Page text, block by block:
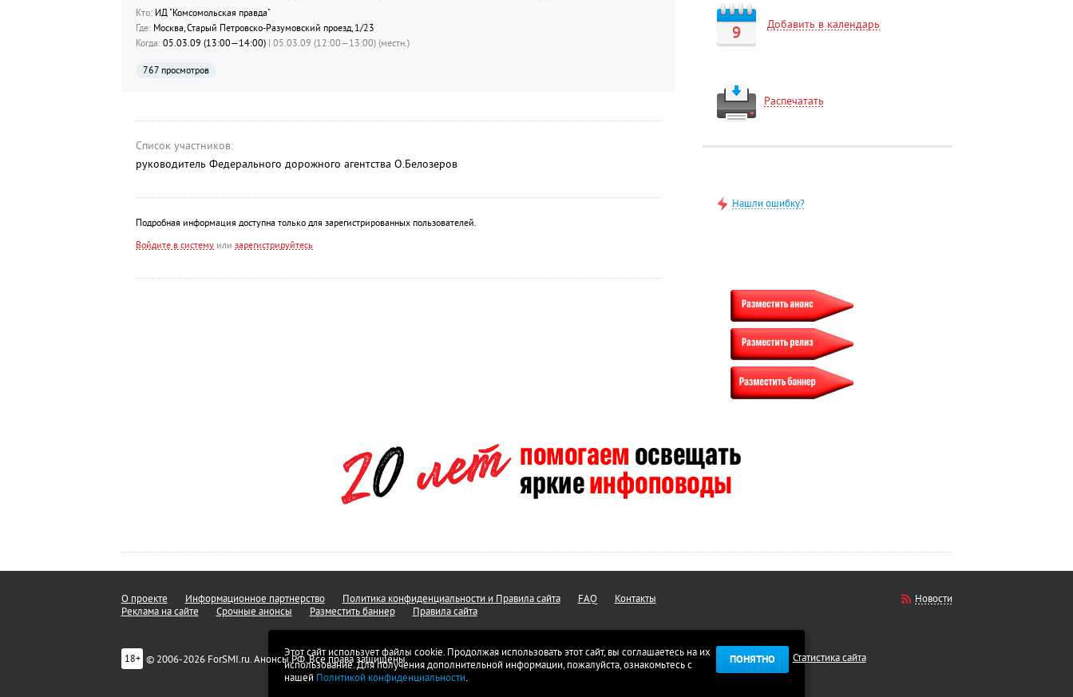
Кто:ИД "Комсомольская правда"
Где:Москва, Старый Петровско-Разумовский проезд, 1/23
Когда:05.03.09 (13:00—14:00) | 05.03.09 (12:00—13:00) (местн.)
767 просмотров
Список участников:
руководитель Федерального дорожного агентства О.Белозеров
Подробная информация доступна только для зарегистрированных пользователей.
Войдите в системуили зарегистрируйтесь
9 Добавить в календарь
Распечатать
Нашли ошибку?
Этот сайт использует файлы cookie. Продолжая использовать этот сайт, вы соглашаетесь на их
использование. Для получения дополнительной информации, пожалуйста, ознакомьтесь с
нашей Политикой конфиденциальности.
ПОНЯТНО
О проекте Информационное партнерство Политика конфиденциальности и Правила сайта FAQ
Контакты
Реклама на сайте
Срочные анонсы Разместить баннер Правила сайта
18+ © 2006-2026 ForSMI.ru. Анонсы.РФ. Все права защищены.
Новости
Статистика сайта